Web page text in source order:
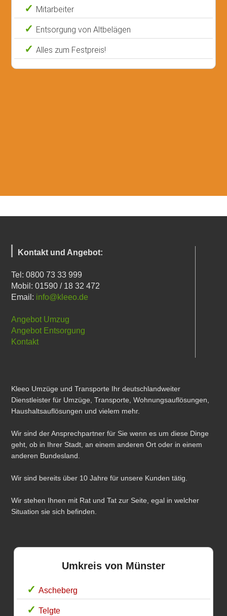
Mitarbeiter
Entsorgung von Altbelägen
Alles zum Festpreis!
Kontakt und Angebot:
Tel: 0800 73 33 999
Mobil: 01590 / 18 32 472
Email: info@kleeo.de
Angebot Umzug
Angebot Entsorgung
Kontakt
Kleeo Umzüge und Transporte Ihr deutschlandweiter
Dienstleister für Umzüge, Transporte, Wohnungsauflösungen,
Haushaltsauflösungen und vielem mehr.
Wir sind der Ansprechpartner für Sie wenn es um diese Dinge
geht, ob in Ihrer Stadt, an einem anderen Ort oder in einem
anderen Bundesland.
Wir sind bereits über 10 Jahre für unsere Kunden tätig.
Wir stehen Ihnen mit Rat und Tat zur Seite, egal in welcher
Situation sie sich befinden.
Umkreis von Münster
Ascheberg
Telgte